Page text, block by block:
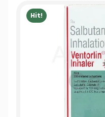
Hit!